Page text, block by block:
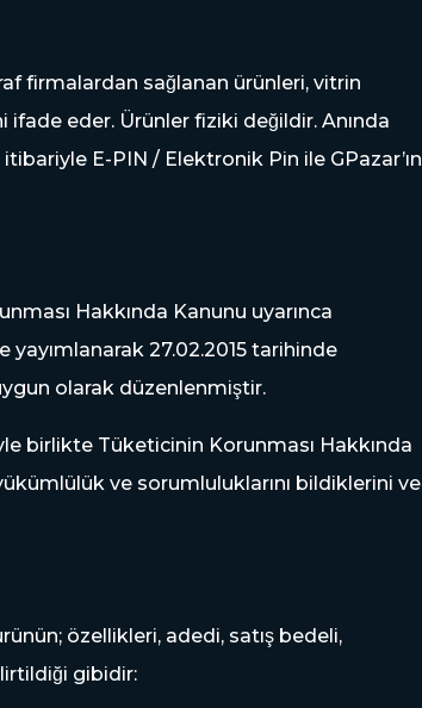
firmalardan sağlanan ürünleri, vitrin
eder. Ürünler fiziki değildir. Anında
E-PIN / Elektronik Pin ile GPazar’ın
Hakkında Kanunu uyarınca
yayımlanarak 27.02.2015 tarihinde
olarak düzenlenmiştir.
birlikte Tüketicinin Korunması Hakkında
ve sorumluluklarını bildiklerini ve
özellikleri, adedi, satış bedeli,
gibidir: